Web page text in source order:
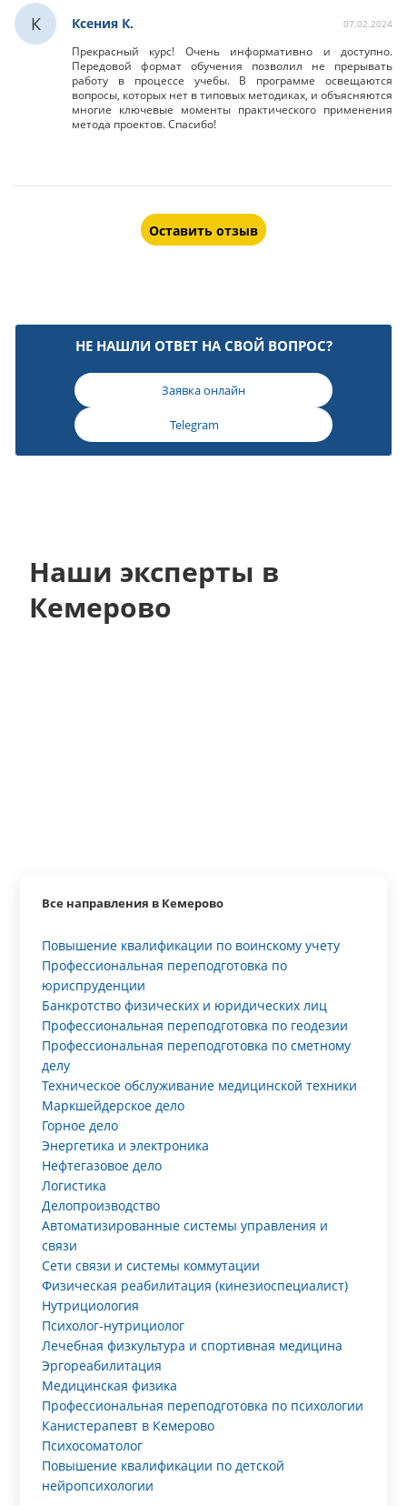
К Ксения К. 07.02.2024
Прекрасный курс! Очень информативно и доступно.
Передовой формат обучения позволил не прерывать
работу в процессе учебы. В программе освещаются
вопросы, которых нет в типовых методиках, и объясняются
многие ключевые моменты практического применения
метода проектов. Спасибо!
Оставить отзыв
НЕ НАШЛИ ОТВЕТ НА СВОЙ ВОПРОС?
Заявка онлайн
Telegram
Наши эксперты в
Кемерово
Все направления в Кемерово
Повышение квалификации по воинскому учету
Профессиональная переподготовка по
юриспруденции
Банкротство физических и юридических лиц
Профессиональная переподготовка по геодезии
Профессиональная переподготовка по сметному
делу
Техническое обслуживание медицинской техники
Маркшейдерское дело
Горное дело
Энергетика и электроника
Нефтегазовое дело
Логистика
Делопроизводство
Автоматизированные системы управления и
связи
Сети связи и системы коммутации
Физическая реабилитация (кинезиоспециалист)
Нутрициология
Психолог-нутрициолог
Лечебная физкультура и спортивная медицина
Эргореабилитация
Медицинская физика
Профессиональная переподготовка по психологии
Канистерапевт в Кемерово
Психосоматолог
Повышение квалификации по детской
нейропсихологии